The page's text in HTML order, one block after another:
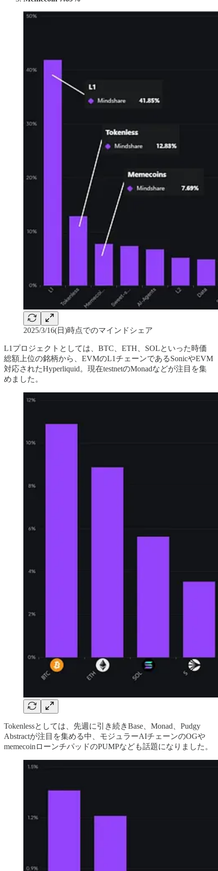
2025/3/16(日)時点でのマインドシェア
L1プロジェクトとしては、BTC、ETH、SOLといった時価
総額上位の銘柄から、EVMのL1チェーンであるSonicやEVM
対応されたHyperliquid。現在testnetのMonadなどが注目を集
めました。
Tokenlessとしては、先週に引き続きBase、Monad、Pudgy
Abstractが注目を集める中、モジュラーAIチェーンのOGや
memecoinローンチパッドのPUMPなども話題になりました。